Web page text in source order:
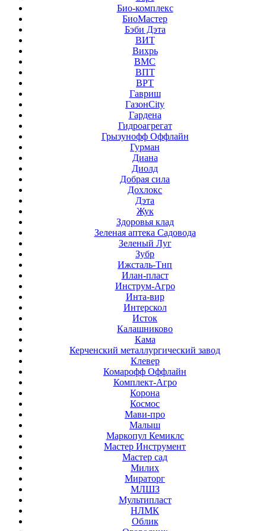
Био-комплекс
БиоМастер
Бэби Дэта
ВИТ
Вихрь
ВМС
ВПТ
ВРТ
Гавриш
ГазонCity
Гардена
Гидроагрегат
Грызунофф Оффлайн
Гурман
Диана
Диолд
Добрая сила
Дохлокс
Дэта
Жук
Здоровья клад
Зеленая аптека Садовода
Зеленый Луг
Зубр
Ижсталь-Тнп
Илан-пласт
Инструм-Агро
Инта-вир
Интерскол
Исток
Калашниково
Кама
Керченский металлургический завод
Клевер
Комарофф Оффлайн
Комплект-Агро
Корона
Космос
Мави-про
Малыш
Маркопул Кемиклс
Мастер Инструмент
Мастер сад
Милих
Мираторг
МЛШЗ
Мультипласт
НЛМК
Облик